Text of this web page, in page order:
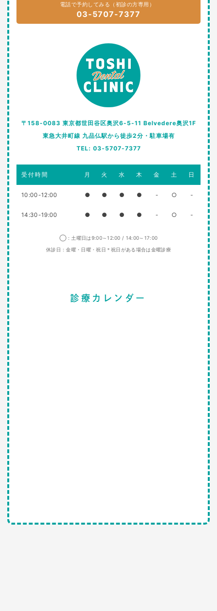
電話で予約してみる（初診の方専用）
03-5707-7377
〒158-0083 東京都世田谷区奥沢6-5-11 Belvedere奥沢1F
東急大井町線 九品仏駅から徒歩2分・駐車場有
TEL: 03-5707-7377
受付時間 月 火 水 木 金 土 日
10:00-12:00 ● ● ● ● - ○ -
14:30-19:00 ● ● ● ● - ○ -
◯：土曜日は9:00～12:00 / 14:00～17:00
休診日：金曜・日曜・祝日＊祝日がある場合は金曜診療
診療カレンダー